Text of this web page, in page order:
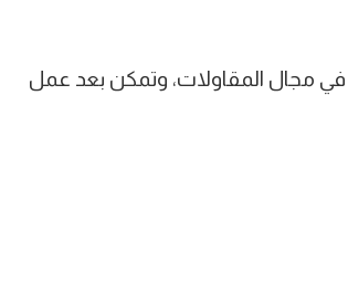
في مجال المقاولات، وتمكن بعد عمل